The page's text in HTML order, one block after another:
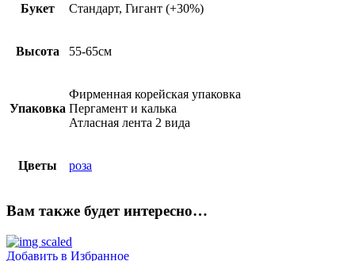
Букет Стандарт, Гигант (+30%)
Высота 55-65см
Упаковка
Фирменная корейская упаковка
Пергамент и калька
Атласная лента 2 вида
Цветы роза
Вам также будет интересно…
Добавить в Избранное